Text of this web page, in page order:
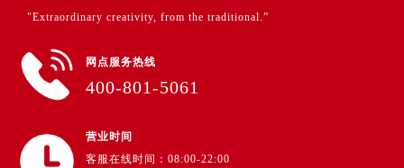
"Extraordinary creativity, from the traditional.”
网点服务热线
400-801-5061
营业时间
客服在线时间：08:00-22:00